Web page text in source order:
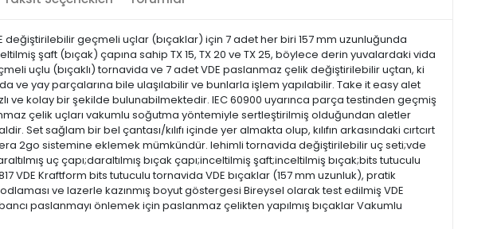
değiştirilebilir geçmeli uçlar (bıçaklar) için 7 adet her biri 157 mm uzunluğunda
şaft (bıçak) çapına sahip TX 15, TX 20 ve TX 25, böylece derin yuvalardaki vida
uçlu (bıçaklı) tornavida ve 7 adet VDE paslanmaz çelik değiştirilebilir uçtan, ki
ve yay parçalarına bile ulaşılabilir ve bunlarla işlem yapılabilir. Take it easy alet
kolay bir şekilde bulunabilmektedir. IEC 60900 uyarınca parça testinden geçmiş
çelik uçları vakumlu soğutma yöntemiyle sertleştirilmiş olduğundan aletler
Set sağlam bir bel çantası/kılıfı içinde yer almakta olup, kılıfın arkasındaki cırtcırt
2go sistemine eklemek mümkündür. lehimli tornavida değiştirilebilir uç seti;vde
uç çapı;daraltılmış bıçak çapı;inceltilmiş şaft;inceltilmiş bıçak;bits tutuculu
VDE Kraftform bits tutuculu tornavida VDE bıçaklar (157 mm uzunluk), pratik
ve lazerle kazınmış boyut göstergesi Bireysel olarak test edilmiş VDE
paslanmayı önlemek için paslanmaz çelikten yapılmış bıçaklar Vakumlu